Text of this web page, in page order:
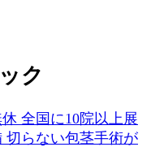
ク
全国に10院以上展
切らない包茎手術が